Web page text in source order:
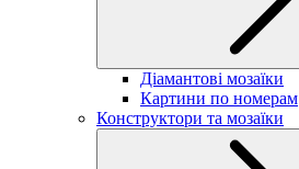
Діамантові мозаїки
Картини по номерам
Конструктори та мозаїки